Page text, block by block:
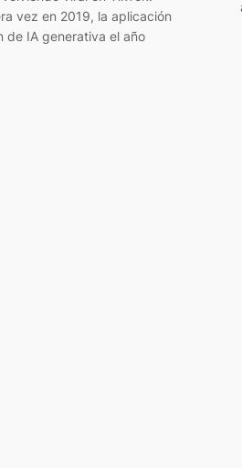
vez en 2019, la aplicación
de IA generativa el año